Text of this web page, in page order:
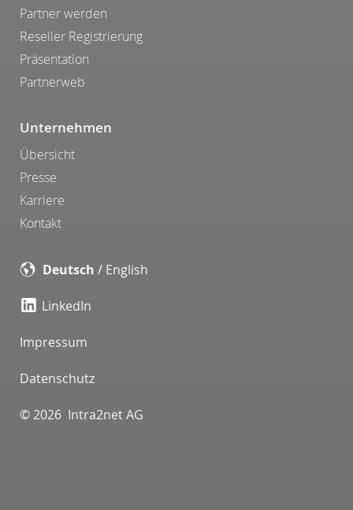
Partner werden
Reseller Registrierung
Präsentation
Partnerweb
Unternehmen
Übersicht
Presse
Karriere
Kontakt
Deutsch / English
LinkedIn
Impressum
Datenschutz
© 2026 Intra2net AG